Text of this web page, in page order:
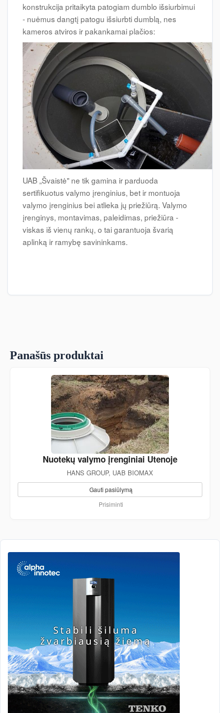
konstrukcija pritaikyta patogiam dumblo išsiurbimui
- nuėmus dangtį patogu išsiurbti dumblą, nes
kameros atviros ir pakankamai plačios:
UAB „Švaistė" ne tik gamina ir parduoda
sertifikuotus valymo įrenginius, bet ir montuoja
valymo įrenginius bei atlieka jų priežiūrą. Valymo
įrenginys, montavimas, paleidimas, priežiūra -
viskas iš vienų rankų, o tai garantuoja švarią
aplinką ir ramybę savininkams.
Panašūs produktai
Nuotekų valymo įrenginiai Utenoje
HANS GROUP, UAB BIOMAX
Gauti pasiūlymą
Prisiminti